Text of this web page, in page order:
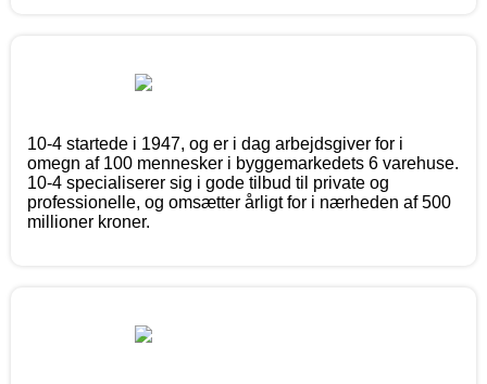
10-4 startede i 1947, og er i dag arbejdsgiver for i
omegn af 100 mennesker i byggemarkedets 6 varehuse.
10-4 specialiserer sig i gode tilbud til private og
professionelle, og omsætter årligt for i nærheden af 500
millioner kroner.